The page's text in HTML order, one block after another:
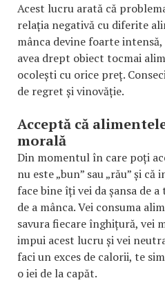
Acest lucru arată că
relația negativă cu diferite
mânca devine foarte
avea drept obiect tocmai
ocolești cu orice preț.
de regret și vinovăție.
Acceptă că
morală
Din momentul în care poți
nu este „bun” sau „rău” și
face bine îți vei da șansa de
de a mânca. Vei consuma
savura fiecare înghițură, vei
impui acest lucru și vei
faci un exces de calorii, te
o iei de la capăt.